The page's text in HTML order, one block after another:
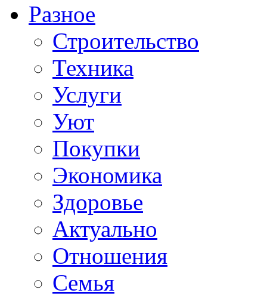
Разное
Строительство
Техника
Услуги
Уют
Покупки
Экономика
Здоровье
Актуально
Отношения
Семья